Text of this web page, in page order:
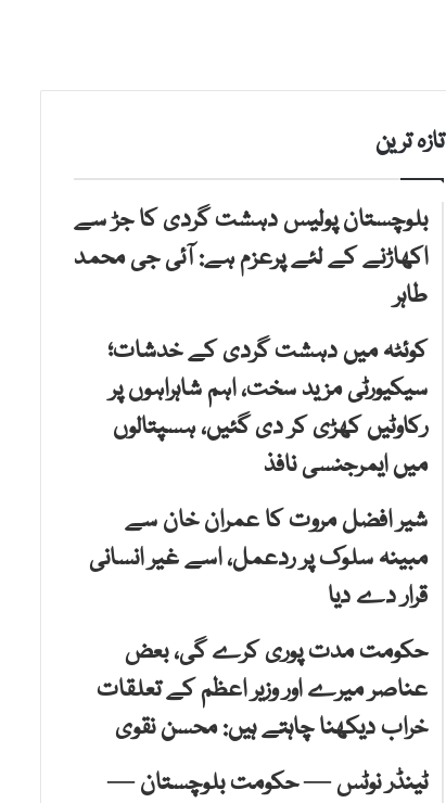
تازہ ترین
بلوچستان پولیس دہشت گردی کا جڑ سے
اکھاڑنے کے لئے پرعزم ہے: آئی جی محمد
طاہر
کوئٹہ میں دہشت گردی کے خدشات؛
سیکیورٹی مزید سخت، اہم شاہراہوں پر
رکاوٹیں کھڑی کر دی گئیں، ہسپتالوں
میں ایمرجنسی نافذ
شیر افضل مروت کا عمران خان سے
مبینہ سلوک پر ردعمل، اسے غیر انسانی
قرار دے دیا
حکومت مدت پوری کرے گی، بعض
عناصر میرے اور وزیر اعظم کے تعلقات
خراب دیکھنا چاہتے ہیں: محسن نقوی
ٹینڈر نوٹس — حکومت بلوچستان —